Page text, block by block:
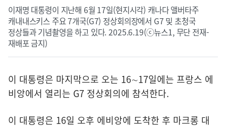
이재명 대통령이 지난해 6월 17일(현지시각) 캐나다 앨버타주
캐내내스키스 주요 7개국(G7) 정상회의장에서 G7 및 초청국
정상들과 기념촬영을 하고 있다. 2025.6.19(ⓒ뉴스1, 무단 전재-
재배포 금지)
이 대통령은 마지막으로 오는 16∼17일에는 프랑스 에
비앙에서 열리는 G7 정상회의에 참석한다.
이 대통령은 16일 오후 에비앙에 도착한 후 마크롱 대